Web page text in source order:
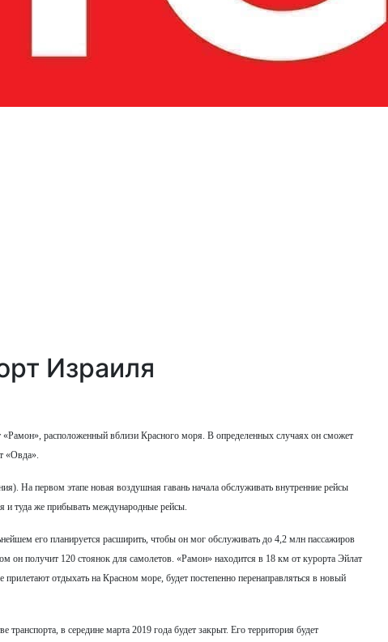
Израиля
расположенный вблизи Красного моря. В определенных случаях он сможет
«Овда».
На первом этапе новая воздушная гавань начала обслуживать внутренние рейсы
и туда же прибывать международные рейсы.
его планируется расширить, чтобы он мог обслуживать до 4,2 млн пассажиров
он получит 120 стоянок для самолетов. «Рамон» находится в 18 км от курорта Эйлат
отдыхать на Красном море, будет постепенно перенаправляться в новый
в середине марта 2019 года будет закрыт. Его территория будет